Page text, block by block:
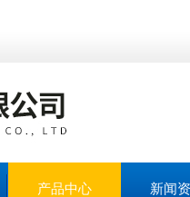
产品中心 新闻